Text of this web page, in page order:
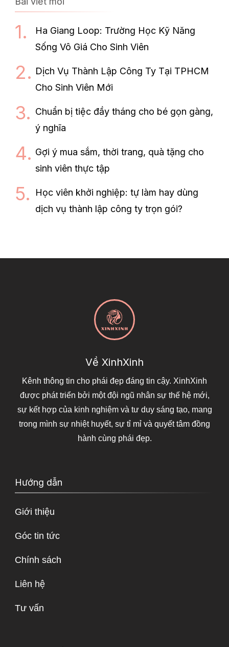
Ha Giang Loop: Trường Học Kỹ Năng
Sống Vô Giá Cho Sinh Viên
Dịch Vụ Thành Lập Công Ty Tại TPHCM
Cho Sinh Viên Mới
Chuẩn bị tiệc đầy tháng cho bé gọn gàng,
ý nghĩa
Gợi ý mua sắm, thời trang, quà tặng cho
sinh viên thực tập
Học viên khởi nghiệp: tự làm hay dùng
dịch vụ thành lập công ty trọn gói?
Về XinhXinh
Kênh thông tin cho phái đẹp đáng tin cậy. XinhXinh
được phát triển bởi một đội ngũ nhân sự thế hệ mới,
sự kết hợp của kinh nghiệm và tư duy sáng tạo, mang
trong mình sự nhiệt huyết, sự tỉ mỉ và quyết tâm đồng
hành cùng phái đẹp.
Hướng dẫn
Giới thiệu
Góc tin tức
Chính sách
Liên hệ
Tư vấn